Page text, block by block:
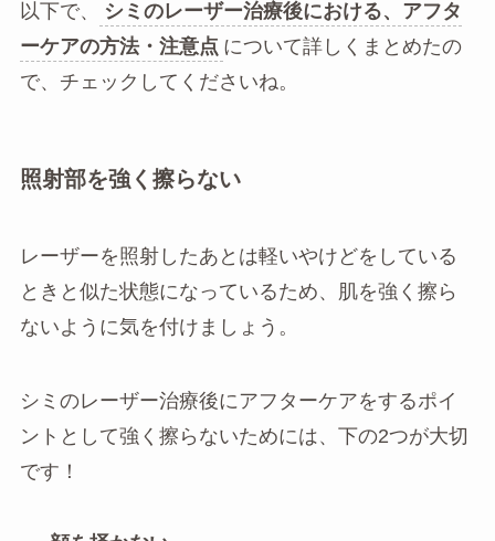
以下で、
シミのレーザー治療後における、アフタ
ーケアの方法・注意点 について詳しくまとめたの
で、チェックしてくださいね。
照射部を強く擦らない
レーザーを照射したあとは軽いやけどをしている
ときと似た状態になっているため、肌を強く擦ら
ないように気を付けましょう。
シミのレーザー治療後にアフターケアをするポイ
ントとして強く擦らないためには、下の2つが大切
です！